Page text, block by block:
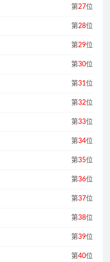
第27位
第28位
第29位
第30位
第31位
第32位
第33位
第34位
第35位
第36位
第37位
第38位
第39位
第40位